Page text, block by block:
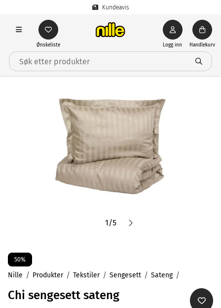
Kundeavis
Ønskeliste Logg inn Handlekurv
1/5
50%
Nille Produkter Tekstiler Sengesett Sateng
Chi sengesett sateng